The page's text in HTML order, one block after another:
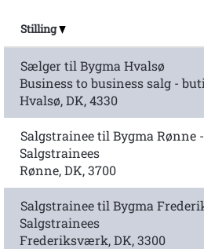
Stilling
Sælger til Bygma Hvalsø
Business to business salg -
Hvalsø, DK, 4330
Salgstrainee til Bygma Rønne
Salgstrainees
Rønne, DK, 3700
Salgstrainee til Bygma
Salgstrainees
Frederiksværk, DK, 3300